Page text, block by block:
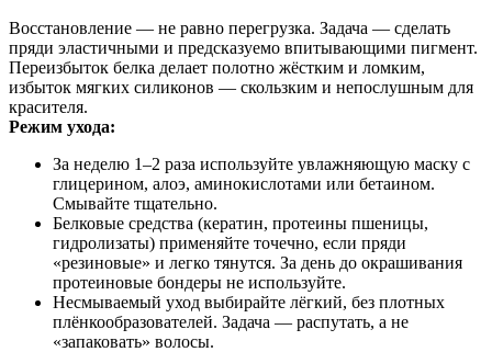
Восстановление — не равно перегрузка. Задача — сделать
пряди эластичными и предсказуемо впитывающими пигмент.
Переизбыток белка делает полотно жёстким и ломким,
избыток мягких силиконов — скользким и непослушным для
красителя.
Режим ухода:
За неделю 1–2 раза используйте увлажняющую маску с
глицерином, алоэ, аминокислотами или бетаином.
Смывайте тщательно.
Белковые средства (кератин, протеины пшеницы,
гидролизаты) применяйте точечно, если пряди
«резиновые» и легко тянутся. За день до окрашивания
протеиновые бондеры не используйте.
Несмываемый уход выбирайте лёгкий, без плотных
плёнкообразователей. Задача — распутать, а не
«запаковать» волосы.